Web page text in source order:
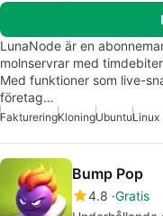
LunaNode är en
molnservrar med
Med funktioner som live-
företag…
FaktureringKloningUbuntuLinux
Bump Pop
4.8 Gratis